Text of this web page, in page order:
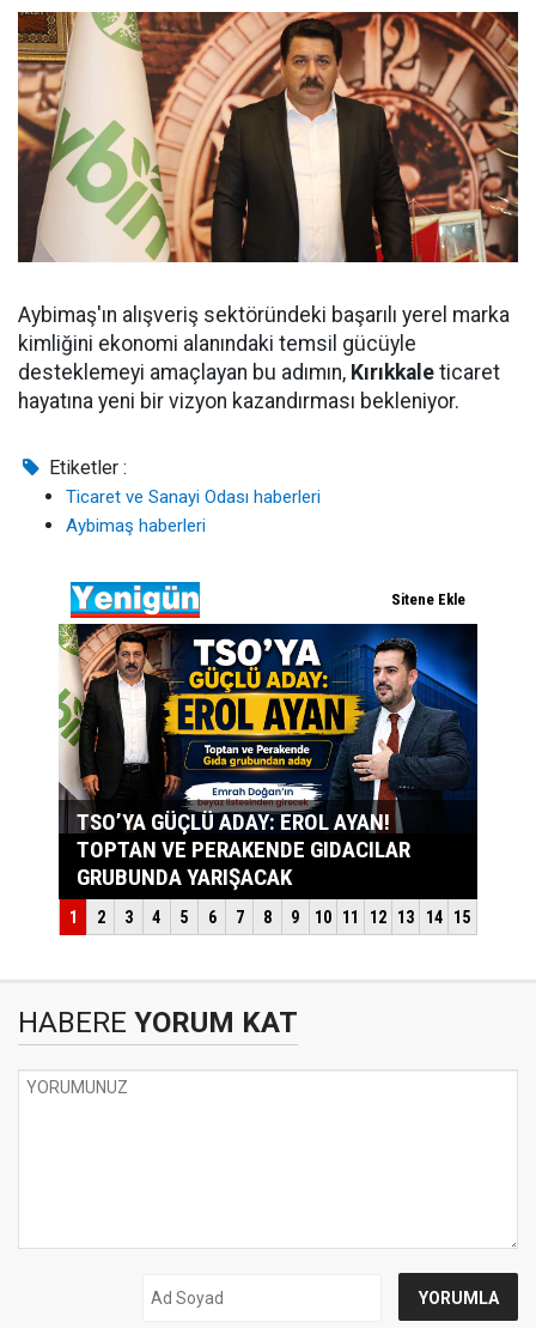
Aybimaş'ın alışveriş sektöründeki başarılı yerel marka
kimliğini ekonomi alanındaki temsil gücüyle
desteklemeyi amaçlayan bu adımın, Kırıkkale ticaret
hayatına yeni bir vizyon kazandırması bekleniyor.
Etiketler :
Ticaret ve Sanayi Odası haberleri
Aybimaş haberleri
HABERE YORUM KAT